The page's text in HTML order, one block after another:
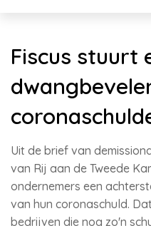
Fiscus stuurt
Uit de brief van
van Rij aan de Tweede
ondernemers een
van hun coronaschuld.
bedrijven die nog zo'n